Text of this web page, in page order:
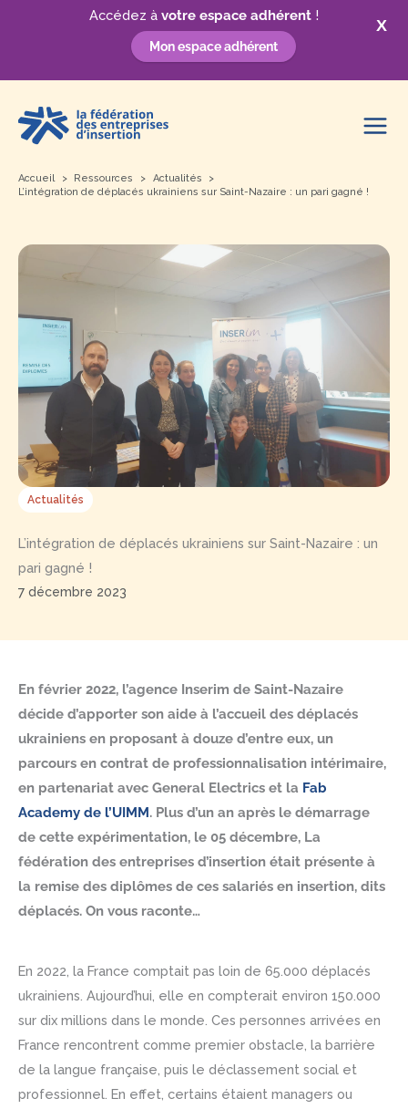
X
Accédez à votre espace adhérent !
Mon espace adhérent
contenu
Accueil Ressources
Actualités
L’intégration de déplacés ukrainiens sur Saint-Nazaire : un pari gagné !
Actualités
L’intégration de déplacés ukrainiens sur Saint-Nazaire : un
pari gagné !
7 décembre 2023
En février 2022, l’agence Inserim de Saint-Nazaire
décide d’apporter son aide à l’accueil des déplacés
ukrainiens en proposant à douze d’entre eux, un
parcours en contrat de professionnalisation intérimaire,
en partenariat avec General Electrics et la Fab
Academy de l’UIMM. Plus d’un an après le démarrage
de cette expérimentation, le 05 décembre, La
fédération des entreprises d’insertion était présente à
la remise des diplômes de ces salariés en insertion, dits
déplacés. On vous raconte…
En 2022, la France comptait pas loin de 65.000 déplacés
ukrainiens. Aujourd’hui, elle en compterait environ 150.000
sur dix millions dans le monde. Ces personnes arrivées en
France rencontrent comme premier obstacle, la barrière
de la langue française, puis le déclassement social et
professionnel. En effet, certains étaient managers ou